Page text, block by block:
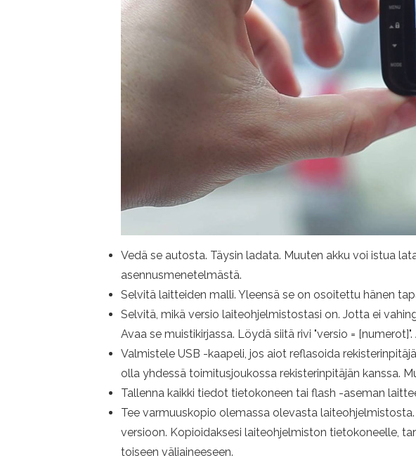
Vedä se autosta. Täysin ladata. Muuten akku voi istua
asennusmenetelmästä.
Selvitä laitteiden malli. Yleensä se on osoitettu hänen
Selvitä, mikä versio laiteohjelmistostasi on. Jotta ei
Avaa se muistikirjassa. Löydä siitä rivi "versio =
Valmistele USB -kaapeli, jos aiot reflasoida
olla yhdessä toimitusjoukossa rekisterinpitäjän kanssa.
Tallenna kaikki tiedot tietokoneen tai flash -aseman
Tee varmuuskopio olemassa olevasta
versioon. Kopioidaksesi laiteohjelmiston tietokoneelle,
toiseen väliaineeseen.